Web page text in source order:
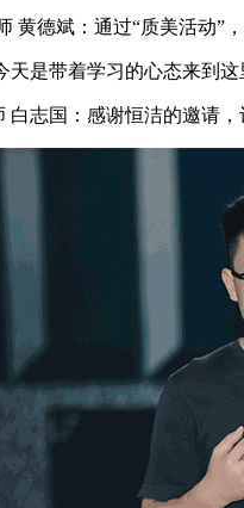
德斌：通过“质美活动”
是带着学习的心态来到这
志国：感谢恒洁的邀请，